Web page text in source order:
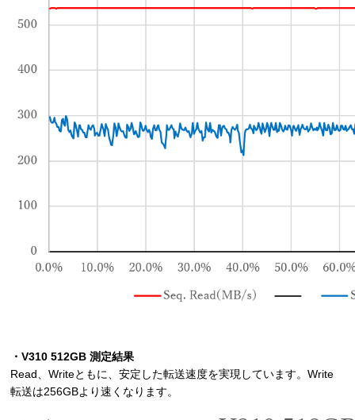
・V310 512GB 測定結果
Read、Writeともに、安定した転送速度を実現しています。Write
転送は256GBより速くなります。